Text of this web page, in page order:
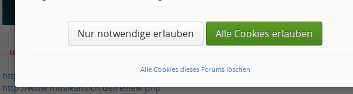
...und ich empfehle, auch hier einmal hinein zu schauen:
http://www.rocktimes.de/
http://www.musikansich.de/review.php
Nur notwendige erlauben Alle Cookies erlauben
Alle Cookies dieses Forums löschen